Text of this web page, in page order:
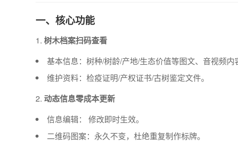
一、核心功能
树木档案扫码查看
基本信息：树种/树龄/产地/生态价值等图文、音视频内
维护资料：检疫证明/产权证书/古树鉴定文件。
动态信息零成本更新
信息编辑： 修改即时生效。
二维码图案：永久不变，杜绝重复制作标牌。